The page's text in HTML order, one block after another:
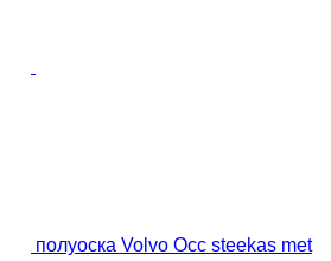
полуоска Volvo Occ steekas met